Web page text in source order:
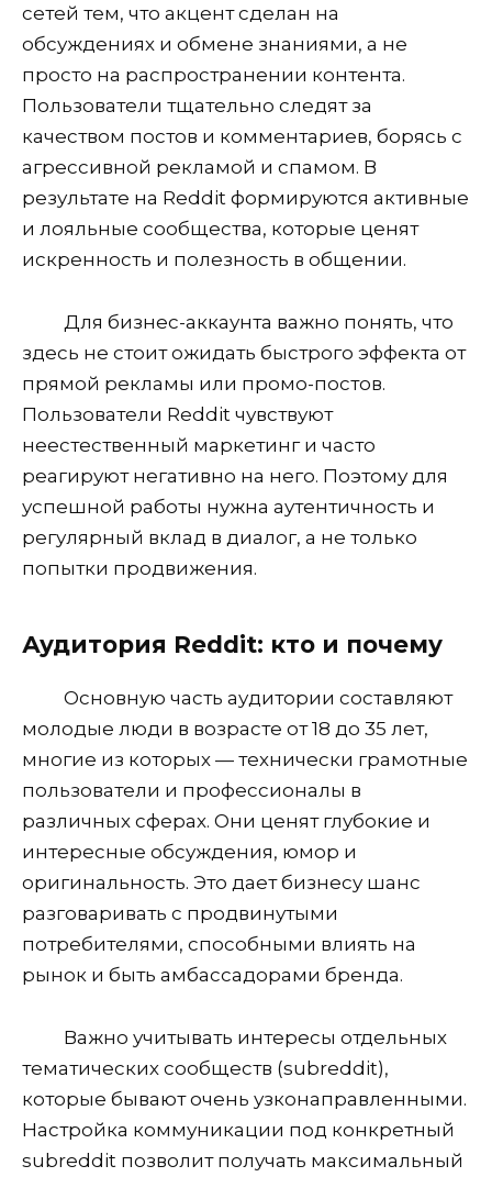
сетей тем, что акцент сделан на
обсуждениях и обмене знаниями, а не
просто на распространении контента.
Пользователи тщательно следят за
качеством постов и комментариев, борясь с
агрессивной рекламой и спамом. В
результате на Reddit формируются активные
и лояльные сообщества, которые ценят
искренность и полезность в общении.
Для бизнес-аккаунта важно понять, что
здесь не стоит ожидать быстрого эффекта от
прямой рекламы или промо-постов.
Пользователи Reddit чувствуют
неестественный маркетинг и часто
реагируют негативно на него. Поэтому для
успешной работы нужна аутентичность и
регулярный вклад в диалог, а не только
попытки продвижения.
Аудитория Reddit: кто и почему
Основную часть аудитории составляют
молодые люди в возрасте от 18 до 35 лет,
многие из которых — технически грамотные
пользователи и профессионалы в
различных сферах. Они ценят глубокие и
интересные обсуждения, юмор и
оригинальность. Это дает бизнесу шанс
разговаривать с продвинутыми
потребителями, способными влиять на
рынок и быть амбассадорами бренда.
Важно учитывать интересы отдельных
тематических сообществ (subreddit),
которые бывают очень узконаправленными.
Настройка коммуникации под конкретный
subreddit позволит получать максимальный